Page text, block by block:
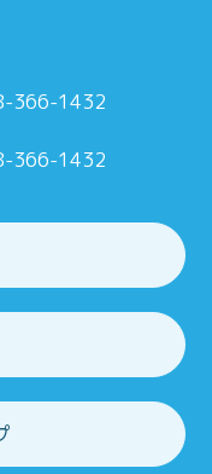
366-1432
366-1432